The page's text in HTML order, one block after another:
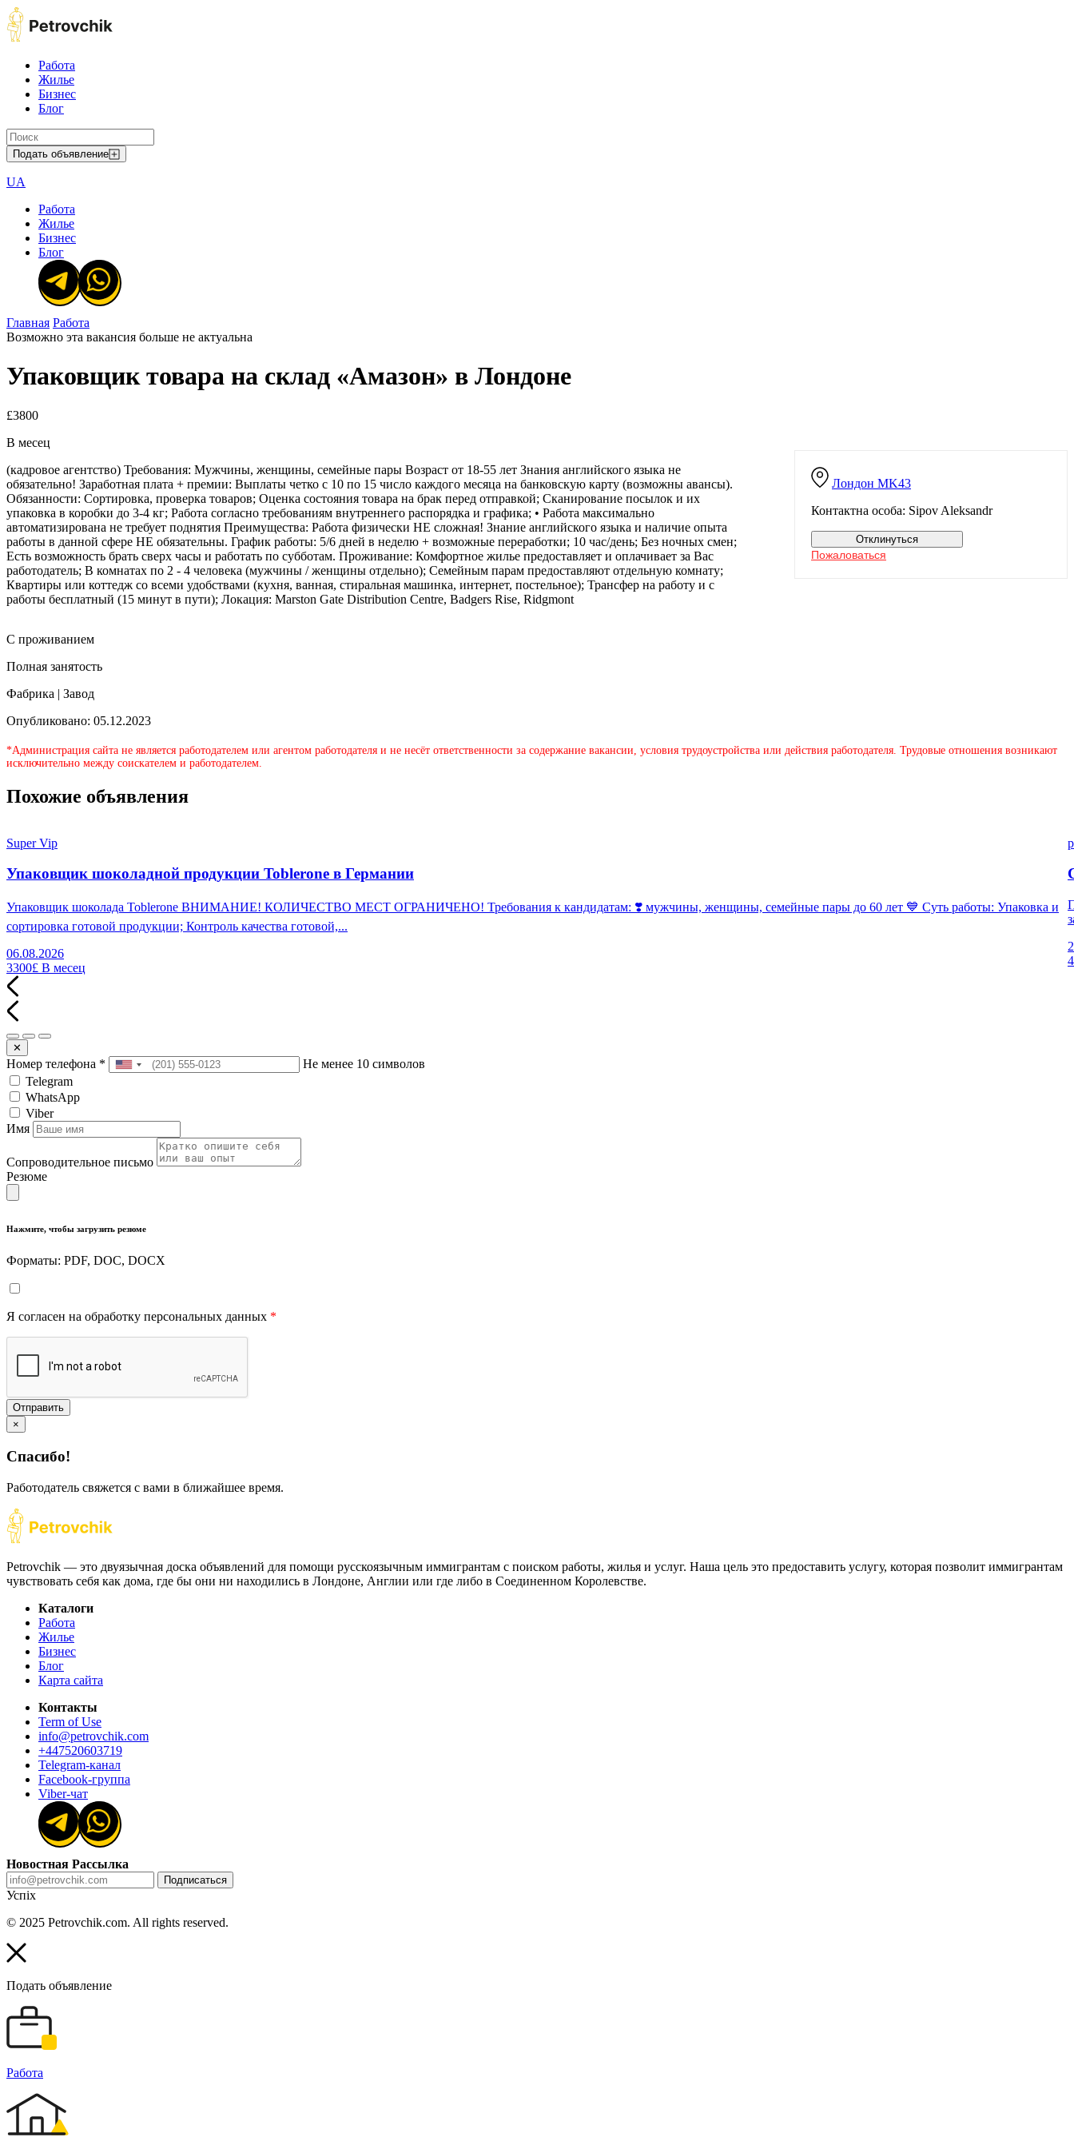
Работа
Жилье
Бизнес
Блог
Подать объявление
UA
Работа
Жилье
Бизнес
Блог
Главная Работа
Возможно эта вакансия больше не актуальна
Упаковщик товара на склад «Амазон» в Лондоне
£3800
В месец
Лондон MK43
Контактна особа: Sipov Aleksandr
Отклинуться
Пожаловаться
(кадровое агентство) Требования: Мужчины, женщины, семейные пары Возраст от 18-55 лет Знания английского языка не
обязательно! Заработная плата + премии: Выплаты четко с 10 по 15 число каждого месяца на банковскую карту (возможны авансы).
Обязанности: Сортировка, проверка товаров; Оценка состояния товара на брак перед отправкой; Сканирование посылок и их
упаковка в коробки до 3-4 кг; Работа согласно требованиям внутреннего распорядка и графика; • Работа максимально
автоматизирована не требует поднятия Преимущества: Работа физически НЕ сложная! Знание английского языка и наличие опыта
работы в данной сфере НЕ обязательны. График работы: 5/6 дней в неделю + возможные переработки; 10 час/день; Без ночных смен;
Есть возможность брать сверх часы и работать по субботам. Проживание: Комфортное жилье предоставляет и оплачивает за Вас
работодатель; В комнатах по 2 - 4 человека (мужчины / женщины отдельно); Семейным парам предоставляют отдельную комнату;
Квартиры или коттедж со всеми удобствами (кухня, ванная, стиральная машинка, интернет, постельное); Трансфер на работу и с
работы бесплатный (15 минут в пути); Локация: Marston Gate Distribution Centre, Badgers Rise, Ridgmont
С проживанием
Полная занятость
Фабрика | Завод
Опубликовано: 05.12.2023
*Администрация сайта не является работодателем или агентом работодателя и не несёт ответственности за содержание вакансии, условия трудоустройства или действия работодателя. Трудовые отношения возникают
исключительно между соискателем и работодателем.
Похожие объявления
Super Vip
Упаковщик шоколадной продукции Toblerone в Германии
Упаковщик шоколада Toblerone ВНИМАНИЕ! КОЛИЧЕСТВО МЕСТ ОГРАНИЧЕНО! Требования к кандидатам: ❣️ мужчины, женщины, семейные пары до 60 лет 💙 Суть работы: Упаковка и
сортировка готовой продукции; Контроль качества готовой,...
06.08.2026
3300£ В месец
✕
Номер телефона *
Не менее 10 символов
Telegram
WhatsApp
Viber
Имя
Сопроводительное письмо
Резюме
Нажмите, чтобы загрузить резюме
Форматы: PDF, DOC, DOCX
Я согласен на обработку персональных данных *
Отправить
×
Спасибо!
Работодатель свяжется с вами в ближайшее время.
Petrovchik — это двуязычная доска объявлений для помощи русскоязычным иммигрантам с поиском работы, жилья и услуг. Наша цель это предоставить услугу, которая позволит иммигрантам
чувствовать себя как дома, где бы они ни находились в Лондоне, Англии или где либо в Соединенном Королевстве.
Каталоги
Работа
Жилье
Бизнес
Блог
Карта сайта
Контакты
Term of Use
info@petrovchik.com
+447520603719
Telegram-канал
Facebook-группа
Viber-чат
Новостная Рассылка
Подписаться
Успіх
© 2025 Petrovchik.com. All rights reserved.
Подать объявление
Работа